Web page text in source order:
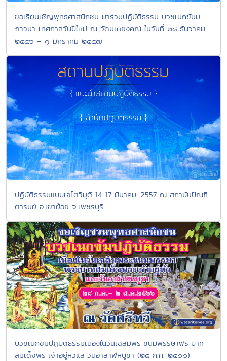
ขอเรียนเชิญพุทธศาสนิกชน มาร่วมปฏิบัติธรรม บวชเนกขัมม
ภาวนา เทศกาลวันปีใหม่ ณ วัดมเหยงคณ์ ในวันที่ ๒๘ ธันวาคม
๒๕๕๖ – ๑ มกราคม ๒๕๕๗
ปฏิบัติธรรมแบบเจโตวิมุติ 14-17 มีนาคม. 2557 ณ สถาบันปัณฑิ
ตารมย์ อ.เขาย้อย จ.เพชรบุรี
บวชเนกขัมปฏิบัติธรรมเนื่องในวันเฉลิมพระชนมพรรษาพระบาท
สมเด็จพระเจ้าอยู่หัวและวันอาสาฬหบูชา (๒๘ ก.ค. ๒๕๖๖)